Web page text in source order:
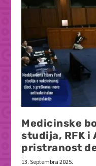
Medicinske
studija, RFK i
pristranost
13. Septembra 2025.